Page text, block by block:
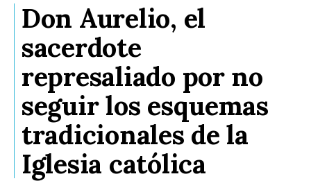
Don Aurelio, el
sacerdote
represaliado por no
seguir los esquemas
tradicionales de la
Iglesia católica